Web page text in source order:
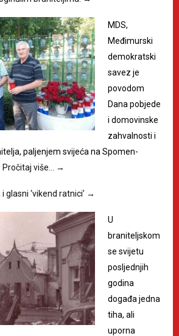
MDS,
Međimurski
demokratski
savez je
povodom
Dana pobjede
i domovinske
zahvalnosti i
paljenjem svijeća na Spomen-
Pročitaj više… →
‘vikend ratnici’ →
U
braniteljskom
se svijetu
posljednjih
godina
događa jedna
tiha, ali
uporna